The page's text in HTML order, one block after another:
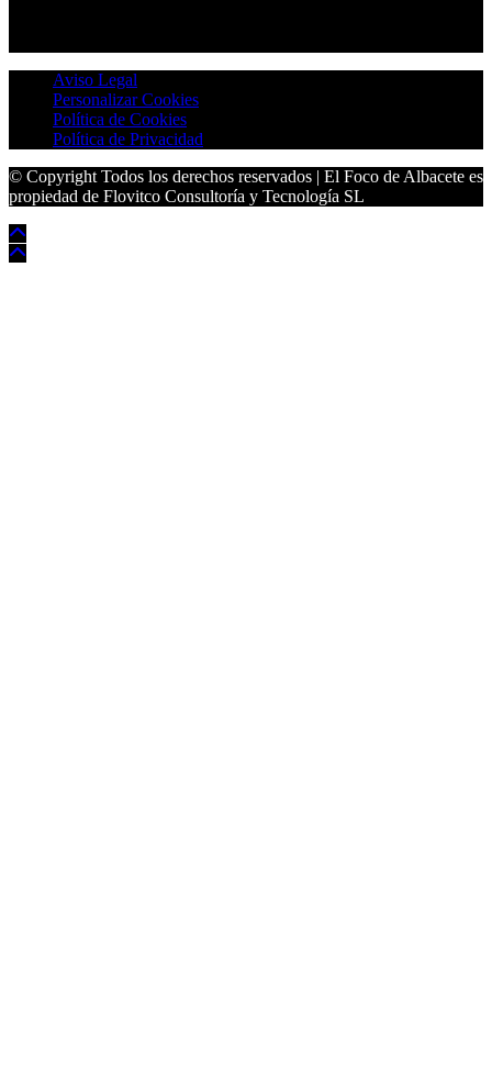
Aviso Legal
Personalizar Cookies
Política de Cookies
Política de Privacidad
© Copyright Todos los derechos reservados | El Foco de Albacete es
propiedad de Flovitco Consultoría y Tecnología SL